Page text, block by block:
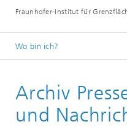
Fraunhofer-Institut für
Wo bin ich?
Presse / News
Archiv
und